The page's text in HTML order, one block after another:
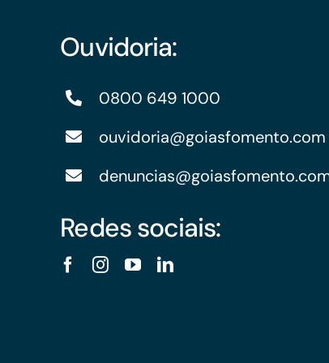
Ouvidoria:
0800 649 1000
ouvidoria@goiasfomento.com
Redes sociais: